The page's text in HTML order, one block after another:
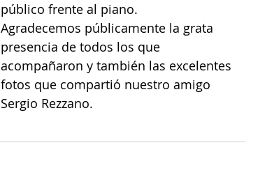
público frente al piano.
Agradecemos públicamente la grata
presencia de todos los que
acompañaron y también las excelentes
fotos que compartió nuestro amigo
Sergio Rezzano.